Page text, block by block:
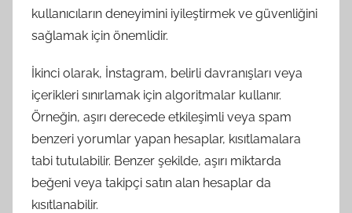
kullanıcıların deneyimini iyileştirmek ve güvenliğini
sağlamak için önemlidir.
İkinci olarak, İnstagram, belirli davranışları veya
içerikleri sınırlamak için algoritmalar kullanır.
Örneğin, aşırı derecede etkileşimli veya spam
benzeri yorumlar yapan hesaplar, kısıtlamalara
tabi tutulabilir. Benzer şekilde, aşırı miktarda
beğeni veya takipçi satın alan hesaplar da
kısıtlanabilir.